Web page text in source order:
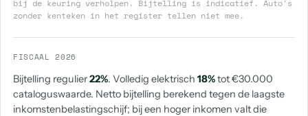
bij de keuring verholpen. Bijtelling is indicatief. Auto's
zonder kenteken in het register tellen niet mee.
FISCAAL 2026
Bijtelling regulier22%. Volledig elektrisch 18%tot €30.000
cataloguswaarde. Netto bijtelling berekend tegen de laagste
inkomstenbelastingschijf; bij een hoger inkomen valt die